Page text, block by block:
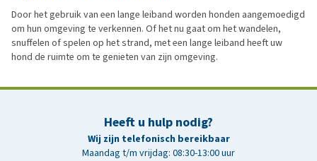
Door het gebruik van een lange leiband worden honden aangemoedigd
om hun omgeving te verkennen. Of het nu gaat om het wandelen,
snuffelen of spelen op het strand, met een lange leiband heeft uw
hond de ruimte om te genieten van zijn omgeving.
Heeft u hulp nodig?
Wij zijn telefonisch bereikbaar
Maandag t/m vrijdag: 08:30-13:00 uur